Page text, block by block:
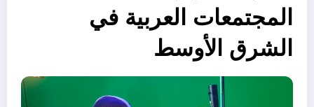
المجتمعات العربية في
الشرق الأوسط